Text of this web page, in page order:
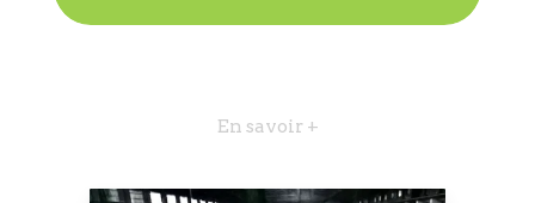
En savoir +